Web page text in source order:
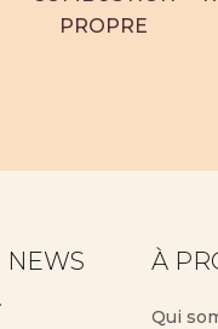
PROPRE
NEWS
À
Qui